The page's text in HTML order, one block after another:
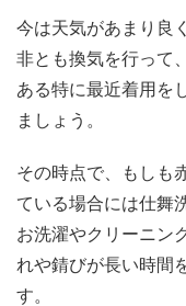
今は天気があまり良
非とも換気を行って
ある特に最近着用を
ましょう。
その時点で、もしも
ている場合には仕舞
お洗濯やクリーニン
れや錆びが長い時間
す。